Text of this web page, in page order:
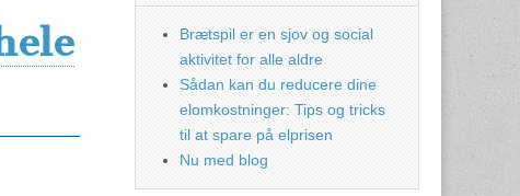
Brætspil er en sjov og social
aktivitet for alle aldre
Sådan kan du reducere dine
elomkostninger: Tips og tricks
til at spare på elprisen
Nu med blog